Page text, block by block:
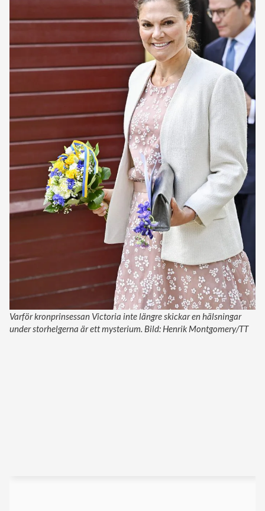
Varför kronprinsessan Victoria inte längre skickar en hälsningar
under storhelgerna är ett mysterium. Bild: Henrik Montgomery/TT